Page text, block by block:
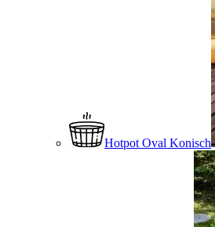
Hotpot Oval Konisch